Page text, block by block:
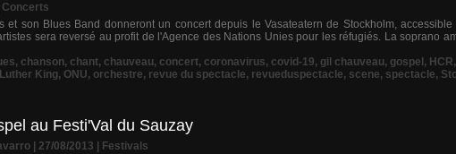
Concerts
et son Blues Band donneront un concert depuis le Vasateatern de Stockholm,
sera reversé au profit de l'Agence des Nations Unies pour les réfugiés. La soprano
, chanson, chant, chauveau, concert, coronavirus, covid-19, gil chauveau, gospel , HCR,
King, ONU, orchestre, revue du spectacle, revueduspectacle, scene, spectacle,
au Festi'Val du Sauzay
| 27/08/2013
Festivals